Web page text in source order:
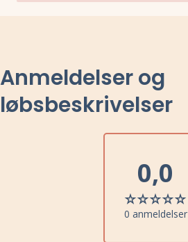
Anmeldelser og
løbsbeskrivelser
0,0
0 anmeldelser